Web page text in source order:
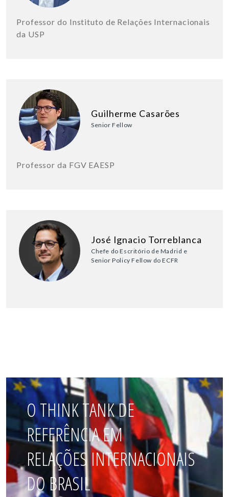
Professor do Instituto de Relações Internacionais
da USP
Guilherme Casarões
Senior Fellow
Professor da FGV EAESP
José Ignacio Torreblanca
Chefe do Escritório de Madrid e
Senior Policy Fellow do ECFR
O THINK TANK DE
REFERÊNCIA EM
RELAÇÕES INTERNACIONAIS
DO BRASIL